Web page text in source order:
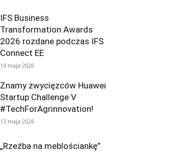
IFS Business
Transformation Awards
2026 rozdane podczas IFS
Connect EE
19 maja 2026
Znamy zwycięzców Huawei
Startup Challenge V
#TechForAgrinnovation!
13 maja 2026
„Rzeźba na meblościankę”